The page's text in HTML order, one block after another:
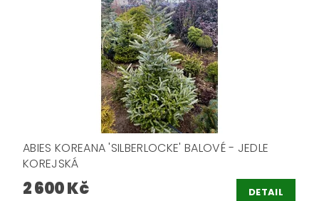
ABIES KOREANA 'SILBERLOCKE' BALOVÉ - JEDLE
KOREJSKÁ
2 600 Kč DETAIL